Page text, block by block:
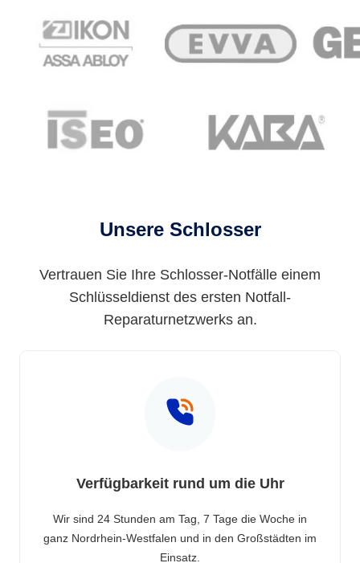
Unsere Schlosser
Vertrauen Sie Ihre Schlosser-Notfälle einem
Schlüsseldienst des ersten Notfall-
Reparaturnetzwerks an.
Verfügbarkeit rund um die Uhr
Wir sind 24 Stunden am Tag, 7 Tage die Woche in
ganz Nordrhein-Westfalen und in den Großstädten im
Einsatz.